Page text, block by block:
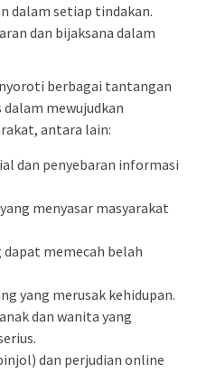
dalam setiap tindakan.
dan bijaksana dalam
berbagai tantangan
mewujudkan
antara lain:
dan penyebaran informasi
menyasar masyarakat
memecah belah
yang merusak kehidupan.
dan wanita yang
dan perjudian online